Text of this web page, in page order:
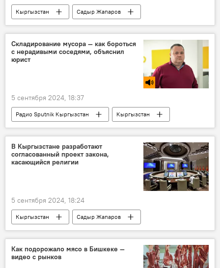
Кыргызстан
Садыр Жапаров
Министерство природных ресурсов, экологии и технического надзора КР
Министерство транспорта и коммуникаций КР
Складирование мусора — как бороться
с нерадивыми соседями, объяснил
юрист
5 сентября 2024, 18:37
Радио Sputnik Кыргызстан
Кыргызстан
Владимир Плужник
соседи
мусор
санитарные нормы
В Кыргызстане разработают
согласованный проект закона,
касающийся религии
5 сентября 2024, 18:24
Кыргызстан
Садыр Жапаров
религия
закон
Жогорку Кенеш
Как подорожало мясо в Бишкеке —
видео с рынков